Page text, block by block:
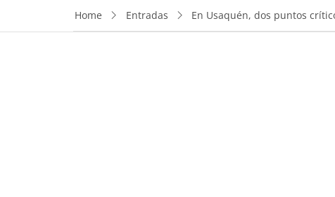
Home Entradas En Usaquén, dos puntos